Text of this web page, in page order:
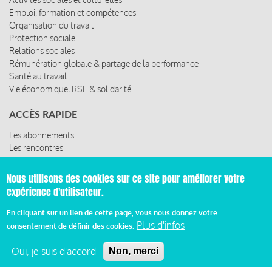
Emploi, formation et compétences
Organisation du travail
Protection sociale
Relations sociales
Rémunération globale & partage de la performance
Santé au travail
Vie économique, RSE & solidarité
ACCÈS RAPIDE
Les abonnements
Les rencontres
Les ressources
© 2019 Miroir Social - Réalisé parCafffeine
Pied
Mentions légales et condition générale d’utilisation et
d’abonnement
Nous utilisons des cookies sur ce site pour améliorer votre
expérience d'utilisateur.
En cliquant sur un lien de cette page, vous nous donnez votre
consentement de définir des cookies. Plus d'infos
Oui, je suis d'accord Non, merci